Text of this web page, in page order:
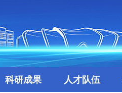
科研成果 人才队伍